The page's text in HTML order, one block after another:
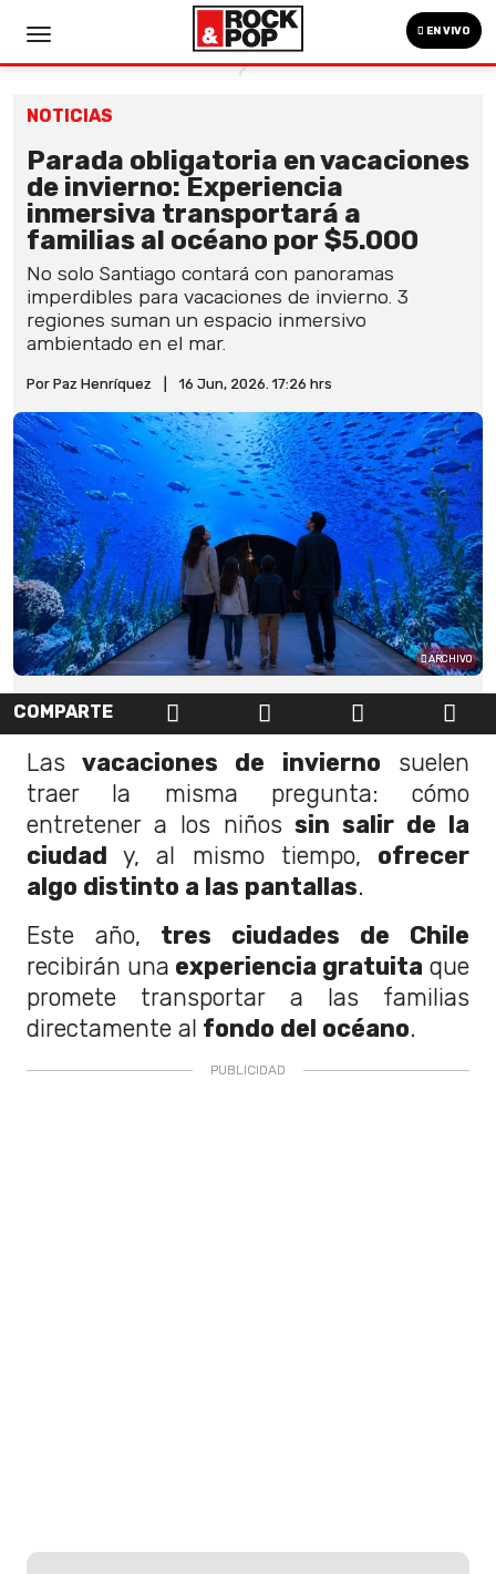
EN VIVO
NOTICIAS
Parada obligatoria en vacaciones
de invierno: Experiencia
inmersiva transportará a
familias al océano por $5.000
No solo Santiago contará con panoramas
imperdibles para vacaciones de invierno. 3
regiones suman un espacio inmersivo
ambientado en el mar.
Por Paz Henríquez 16 Jun, 2026. 17:26 hrs
ARCHIVO
COMPARTE
Las vacaciones de invierno suelen
traer la misma pregunta: cómo
entretener a los niñossin salir de la
ciudad y, al mismo tiempo, ofrecer
algo distinto a las pantallas.
Este año, tres ciudades de Chile
recibirán una experiencia gratuita que
promete transportar a las familias
directamente al fondo del océano.